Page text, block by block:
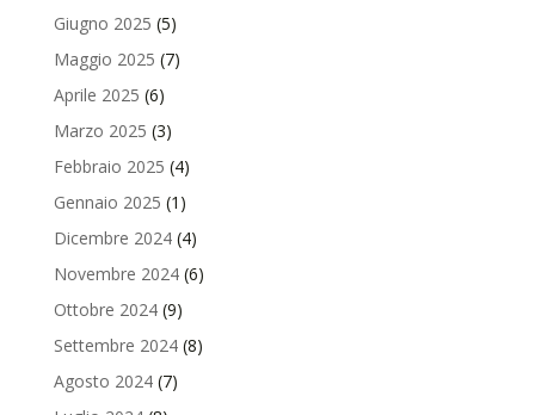
Giugno 2025 (5)
Maggio 2025 (7)
Aprile 2025 (6)
Marzo 2025 (3)
Febbraio 2025 (4)
Gennaio 2025 (1)
Dicembre 2024(4)
Novembre 2024(6)
Ottobre 2024(9)
Settembre 2024(8)
Agosto 2024(7)